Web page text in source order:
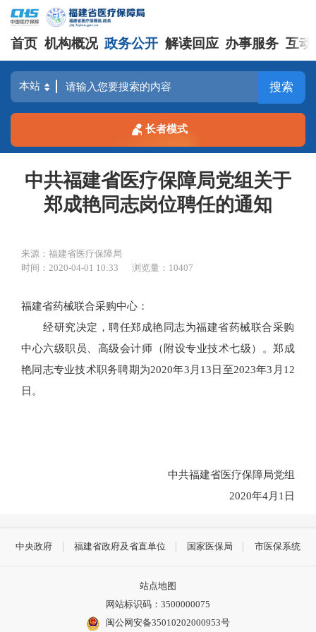
首页 机构概况 政务公开 解读回应 办事服务 互动
搜索
长者模式
中共福建省医疗保障局党组关于
郑成艳同志岗位聘任的通知
来源：福建省医疗保障局
时间：2020-04-01 10:33
浏览量：10407
福建省药械联合采购中心：
经研究决定，聘任郑成艳同志为福建省药械联合采购
中心六级职员、高级会计师（附设专业技术七级）。郑成
艳同志专业技术职务聘期为2020年3月13日至2023年3月12
日。
中共福建省医疗保障局党组
2020年4月1日
中央政府 福建省政府及省直单位 国家医保局 市医保系统
站点地图
网站标识码：3500000075
闽公网安备35010202000953号